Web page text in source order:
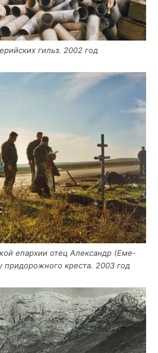
гильз. 2002 год
епар­хии отец Алек­сандр (Еме­
при­до­рож­но­го кре­ста. 2003 год